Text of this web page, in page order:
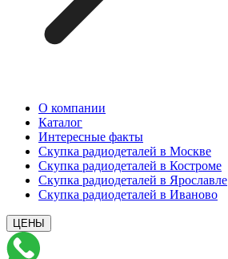
О компании
Каталог
Интересные факты
Скупка радиодеталей в Москве
Скупка радиодеталей в Костроме
Скупка радиодеталей в Ярославле
Скупка радиодеталей в Иваново